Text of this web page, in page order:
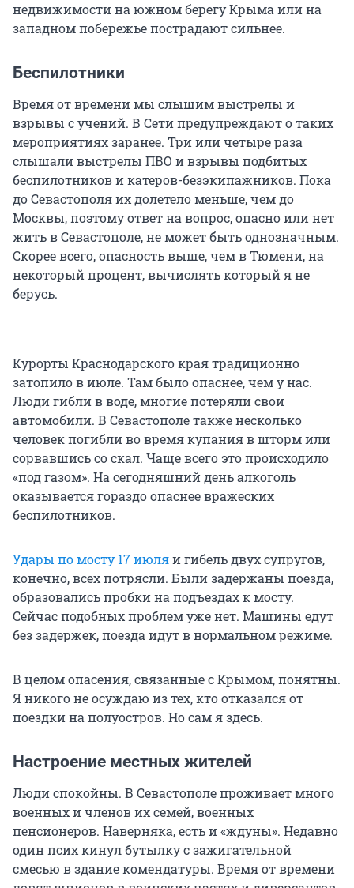
недвижимости на южном берегу Крыма или на
западном побережье пострадают сильнее.
Беспилотники
Время от времени мы слышим выстрелы и
взрывы с учений. В Сети предупреждают о таких
мероприятиях заранее. Три или четыре раза
слышали выстрелы ПВО и взрывы подбитых
беспилотников и катеров-безэкипажников. Пока
до Севастополя их долетело меньше, чем до
Москвы, поэтому ответ на вопрос, опасно или нет
жить в Севастополе, не может быть однозначным.
Скорее всего, опасность выше, чем в Тюмени, на
некоторый процент, вычислять который я не
берусь.
Курорты Краснодарского края традиционно
затопило в июле. Там было опаснее, чем у нас.
Люди гибли в воде, многие потеряли свои
автомобили. В Севастополе также несколько
человек погибли во время купания в шторм или
сорвавшись со скал. Чаще всего это происходило
«под газом». На сегодняшний день алкоголь
оказывается гораздо опаснее вражеских
беспилотников.
Удары по мосту 17 июляи гибель двух супругов,
конечно, всех потрясли. Были задержаны поезда,
образовались пробки на подъездах к мосту.
Сейчас подобных проблем уже нет. Машины едут
без задержек, поезда идут в нормальном режиме.
В целом опасения, связанные с Крымом, понятны.
Я никого не осуждаю из тех, кто отказался от
поездки на полуостров. Но сам я здесь.
Настроение местных жителей
Люди спокойны. В Севастополе проживает много
военных и членов их семей, военных
пенсионеров. Наверняка, есть и «ждуны». Недавно
один псих кинул бутылку с зажигательной
смесью в здание комендатуры. Время от времени